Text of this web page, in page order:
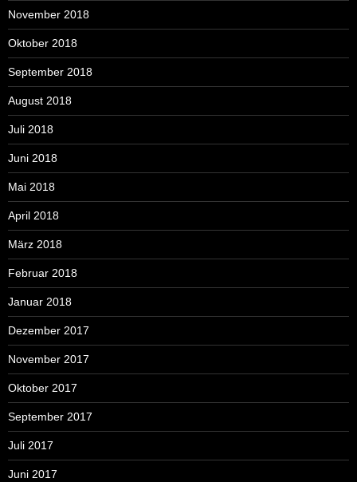
November 2018
Oktober 2018
September 2018
August 2018
Juli 2018
Juni 2018
Mai 2018
April 2018
März 2018
Februar 2018
Januar 2018
Dezember 2017
November 2017
Oktober 2017
September 2017
Juli 2017
Juni 2017